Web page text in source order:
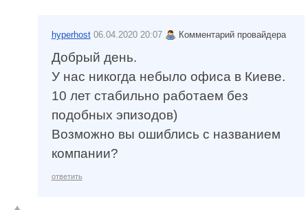
hyperhost 06.04.2020 20:07 Комментарий провайдера
Добрый день.
У нас никогда небыло офиса в Киеве.
10 лет стабильно работаем без
подобных эпизодов)
Возможно вы ошиблись с названием
компании?
ответить